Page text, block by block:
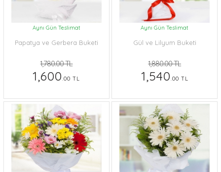
Aynı Gün Teslimat
Papatya ve Gerbera Buketi
1,780.00 TL
1,600.00 TL
Aynı Gün Teslimat
Gül ve Lilyum Buketi
1,880.00 TL
1,540.00 TL